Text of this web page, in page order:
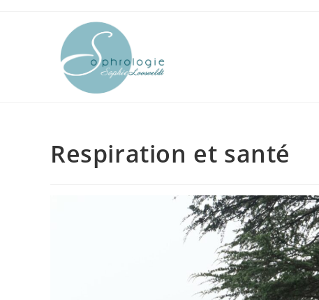
Respiration et santé